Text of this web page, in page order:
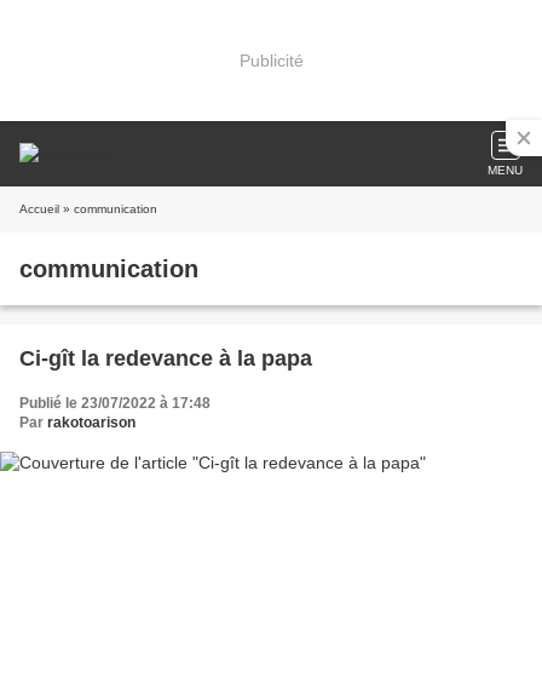
Publicité
MENU
Accueil » communication
communication
Ci-gît la redevance à la papa
Publié le 23/07/2022 à 17:48
Par rakotoarison